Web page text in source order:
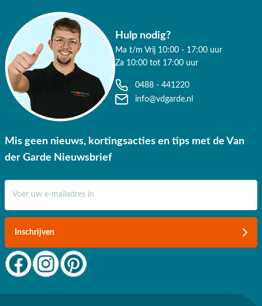
Hulp nodig?
Ma t/m Vrij 10:00 - 17:00 uur
Za 10:00 tot 17:00 uur
0488 - 441220
info@vdgarde.nl
Mis geen nieuws, kortingsacties en tips met de Van
der Garde Nieuwsbrief
Inschrijven